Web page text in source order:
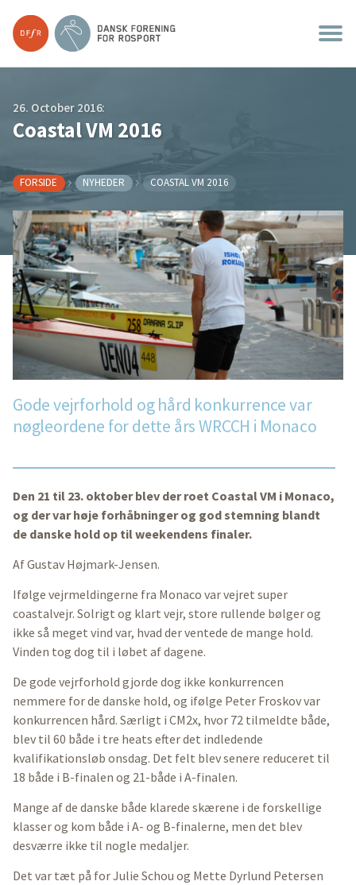
26. October 2016:
Coastal VM 2016
FORSIDE NYHEDER COASTAL VM 2016
Gode vejrforhold og hård konkurrence var
nøgleordene for dette års WRCCH i Monaco
Den 21 til 23. oktober blev der roet Coastal VM i Monaco,
og der var høje forhåbninger og god stemning blandt
de danske hold op til weekendens finaler.
Af Gustav Højmark-Jensen.
Ifølge vejrmeldingerne fra Monaco var vejret super
coastalvejr. Solrigt og klart vejr, store rullende bølger og
ikke så meget vind var, hvad der ventede de mange hold.
Vinden tog dog til i løbet af dagene.
De gode vejrforhold gjorde dog ikke konkurrencen
nemmere for de danske hold, og ifølge Peter Froskov var
konkurrencen hård. Særligt i CM2x, hvor 72 tilmeldte både,
blev til 60 både i tre heats efter det indledende
kvalifikationsløb onsdag. Det felt blev senere reduceret til
18 både i B-finalen og 21-både i A-finalen.
Mange af de danske både klarede skærene i de forskellige
klasser og kom både i A- og B-finalerne, men det blev
desværre ikke til nogle medaljer.
Det var tæt på for Julie Schou og Mette Dyrlund Petersen